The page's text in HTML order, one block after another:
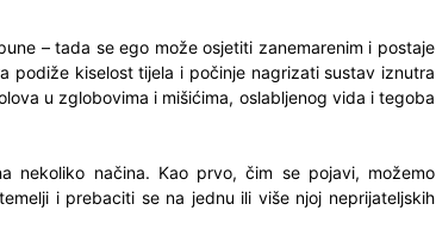
– tada se ego može osjetiti zanemarenim i postaje
podiže kiselost tijela i počinje nagrizati sustav iznutra
u zglobovima i mišićima, oslabljenog vida i tegoba
nekoliko načina. Kao prvo, čim se pojavi, možemo
i prebaciti se na jednu ili više njoj neprijateljskih